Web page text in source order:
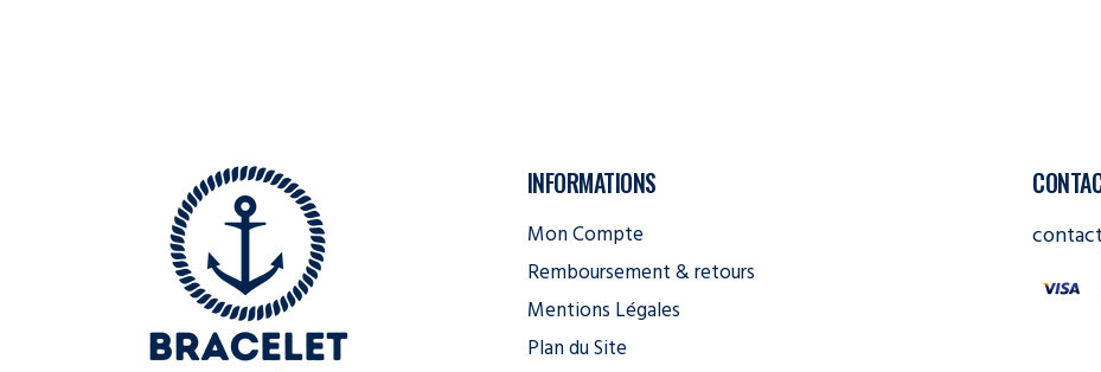
INFORMATIONS
Mon Compte
Remboursement & retours
Mentions Légales
Plan du Site